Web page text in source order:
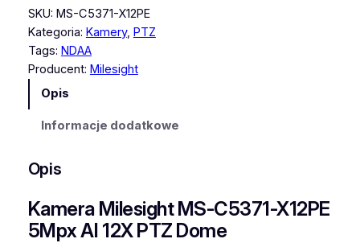
o
ś
ć
K
a
M
l
e
SKU: MS-C5371-X12PE
Kategoria: Kamery, PTZ
Tags: NDAA
Producent: Milesight
Opis
Informacje dodatkowe
Opis
Kamera Milesight MS-C5371-X12PE
5Mpx AI 12X PTZ Dome